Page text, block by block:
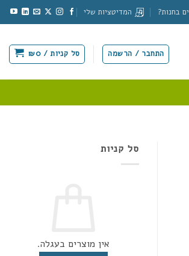
בחנות? המדיטציות שלי
התחבר / הרשמה סל קניות / ₪0
סל קניות
אין מוצרים בעגלה.